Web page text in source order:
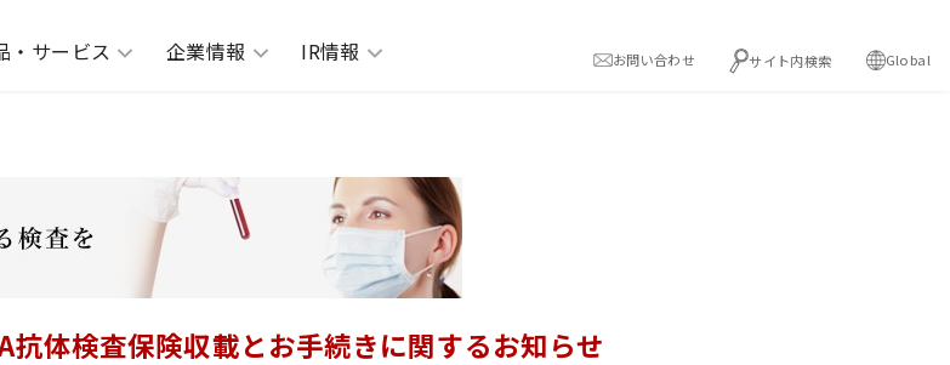
お問い合わせ サイト内検索 Global
・サービス 企業情報 IR情報
体検査保険収載とお手続きに関するお知らせ